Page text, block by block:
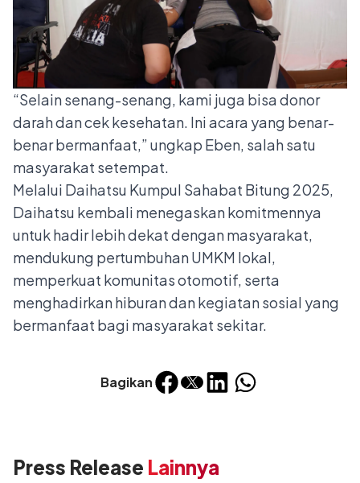
Bagikan
“Selain senang-senang, kami juga bisa donor
darah dan cek kesehatan. Ini acara yang benar-
benar bermanfaat,” ungkap Eben, salah satu
masyarakat setempat.
Melalui Daihatsu Kumpul Sahabat Bitung 2025,
Daihatsu kembali menegaskan komitmennya
untuk hadir lebih dekat dengan masyarakat,
mendukung pertumbuhan UMKM lokal,
memperkuat komunitas otomotif, serta
menghadirkan hiburan dan kegiatan sosial yang
bermanfaat bagi masyarakat sekitar.
Press Release Lainnya